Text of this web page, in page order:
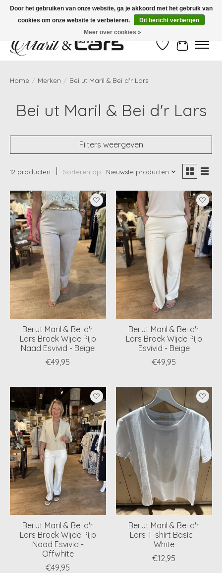
Gratis verzending vanaf €99,- | Voor 16:00 uur besteld, vandaag verzonden!
Verlanglijst
Home / Merken / Bei ut Maril & Bei d'r Lars
Bei ut Maril & Bei d'r Lars
Filters weergeven
12 producten Sorteren op Nieuwste producten
Bei ut Maril & Bei d'r
Lars Broek Wijde Pijp
Naad Esvivid - Beige
€49,95
Bei ut Maril & Bei d'r
Lars Broek Wijde Pijp
Esvivid - Beige
€49,95
Bei ut Maril & Bei d'r
Lars Broek Wijde Pijp
Naad Esvivid -
Offwhite
€49,95
Bei ut Maril & Bei d'r
Lars T-shirt Basic -
White
€12,95
Door het gebruiken van onze website, ga je akkoord met het gebruik van
cookies om onze website te verbeteren.
Dit bericht verbergen
Meer over cookies »